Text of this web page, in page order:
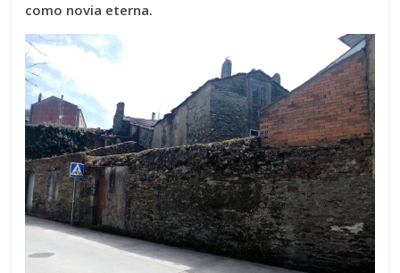
como novia eterna.